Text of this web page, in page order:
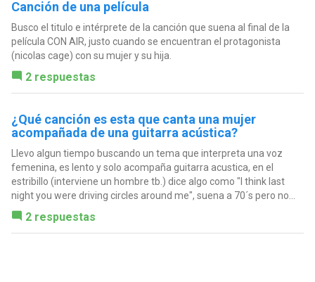
Canción de una película
Busco el titulo e intérprete de la canción que suena al final de la
película CON AIR, justo cuando se encuentran el protagonista
(nicolas cage) con su mujer y su hija.
2 respuestas
¿Qué canción es esta que canta una mujer
acompañada de una guitarra acústica?
Llevo algun tiempo buscando un tema que interpreta una voz
femenina, es lento y solo acompaña guitarra acustica, en el
estribillo (interviene un hombre tb.) dice algo como "I think last
night you were driving circles around me", suena a 70´s pero no...
2 respuestas